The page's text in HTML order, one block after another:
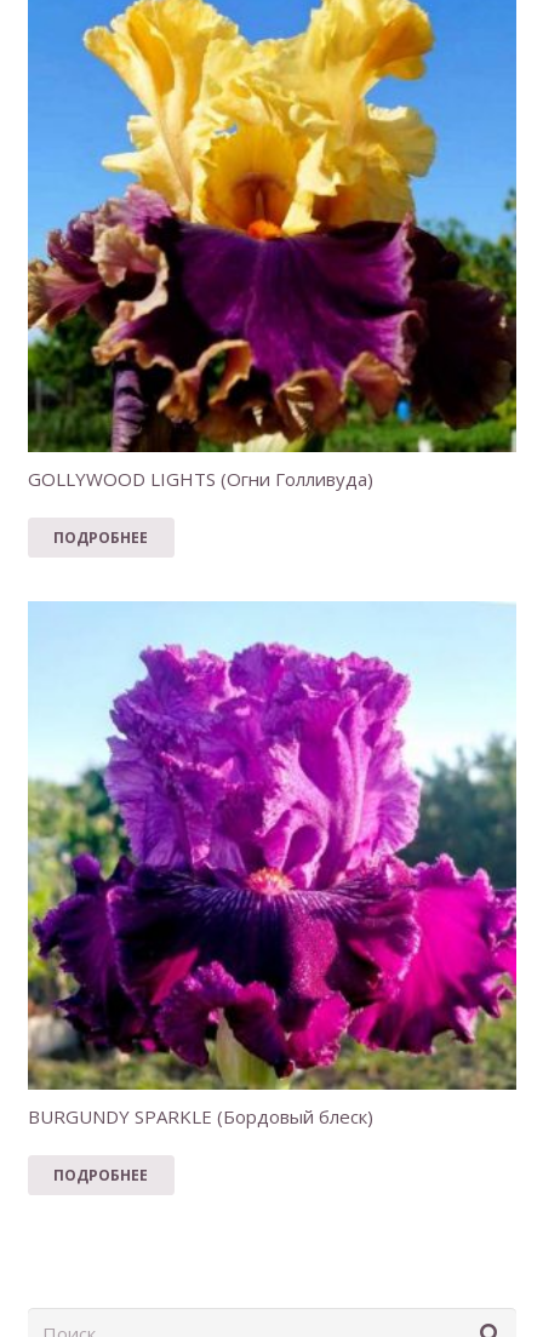
GOLLYWOOD LIGHTS (Огни Голливуда)
ПОДРОБНЕЕ
BURGUNDY SPARKLE (Бордовый блеск)
ПОДРОБНЕЕ